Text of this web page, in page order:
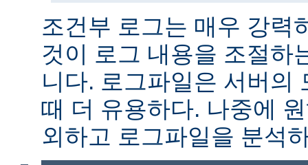
조건부 로그는 매우 강력
것이 로그 내용을 조절하
니다. 로그파일은 서버의
때 더 유용하다. 나중에
외하고 로그파일을 분석